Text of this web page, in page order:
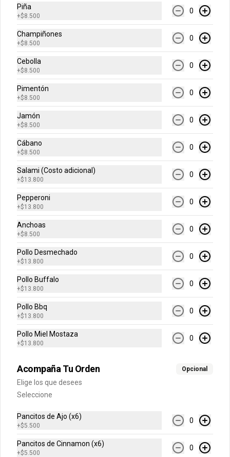
Galleta Chips de Chocolate
Deliciosa galleta recién horneada con
chips de chocolate.
horneada con chips de chocolate.
Bebidas
Agua Cristal 500 ml
Piña
+$8.500
0
Champiñones
+$8.500
0
Cebolla
+$8.500
0
Pimentón
+$8.500
0
Jamón
+$8.500
0
Cábano
+$8.500
0
Salami (Costo adicional)
+$13.800
0
Pepperoni
+$13.800
0
Anchoas
+$8.500
0
Pollo Desmechado
+$13.800
0
Pollo Buffalo
+$13.800
0
Pollo Bbq
+$13.800
0
Pollo Miel Mostaza
+$13.800
0
Acompaña Tu Orden Opcional
Elige los que desees
Seleccione
Pancitos de Ajo (x6)
+$5.500
0
Pancitos de Cinnamon (x6)
+$5.500
0